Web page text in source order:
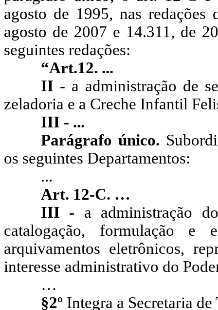
agosto de 1995, nas redações
agosto de 2007 e 14.311, de
seguintes redações:
“Art.12. ...
II - a administração de
zeladoria e a Creche Infantil
III - ...
Parágrafo único.
os seguintes Departamentos:
...
Art. 12-C. …
III - a administração
catalogação, formulação e
arquivamentos eletrônicos,
interesse administrativo do
…
§2º Integra a Secretaria